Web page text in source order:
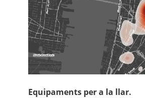
Equipaments per a la llar.